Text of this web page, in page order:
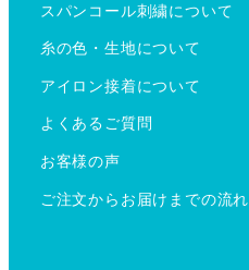
スパンコール刺繍について
糸の色・生地について
アイロン接着について
よくあるご質問
お客様の声
ご注文からお届けまでの流れ